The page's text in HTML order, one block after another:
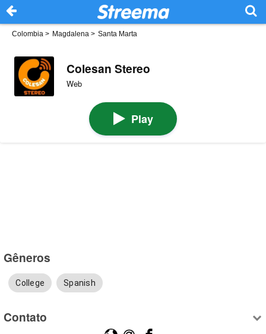
Colombia > Magdalena > Santa Marta
Colesan Stereo
Web
Play
Gêneros
College Spanish
Contato